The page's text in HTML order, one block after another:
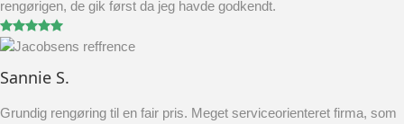
rengørigen, de gik først da jeg havde godkendt.
Sannie S.
Grundig rengøring til en fair pris. Meget serviceorienteret firma, som